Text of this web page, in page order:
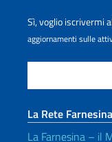
Sì, voglio iscrivermi
aggiornamenti sulle
La Rete Farnesina
La Farnesina – il